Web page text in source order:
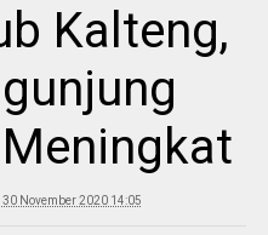
Kalteng,
30 November 2020 14:05